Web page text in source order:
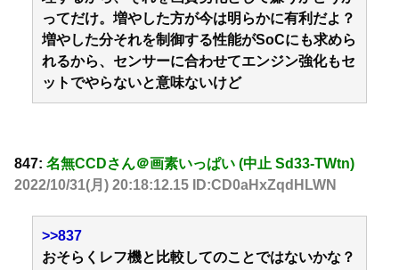
ってだけ。増やした方が今は明らかに有利だよ？
増やした分それを制御する性能がSoCにも求めら
れるから、センサーに合わせてエンジン強化もセ
ットでやらないと意味ないけど
847: 名無CCDさん＠画素いっぱい (中止 Sd33-TWtn)
2022/10/31(月) 20:18:12.15 ID:CD0aHxZqdHLWN
>>837
おそらくレフ機と比較してのことではないかな？